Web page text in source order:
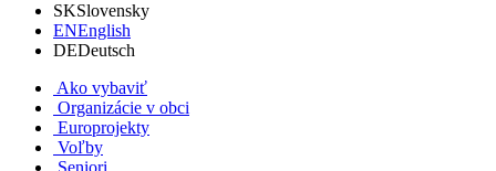
SKSlovensky
ENEnglish
DEDeutsch
Ako vybaviť
Organizácie v obci
Europrojekty
Voľby
Seniori